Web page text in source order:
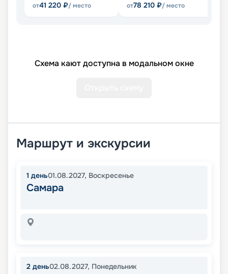
от41 220 ₽/ место
от78 210 ₽/ место
Схема кают доступна в модальном окне
Маршрут и экскурсии
1 день01.08.2027, Воскресенье
Самара
2 день02.08.2027, Понедельник